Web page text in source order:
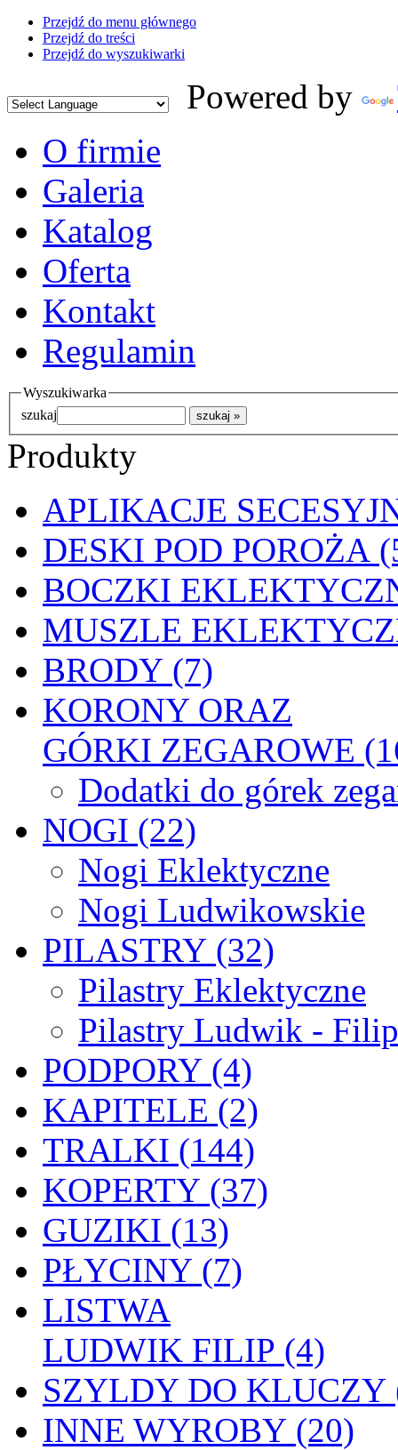
Przejdź do menu głównego
Przejdź do treści
Przejdź do wyszukiwarki
Powered by
O firmie
Galeria
Katalog
Oferta
Kontakt
Regulamin
Wyszukiwarka
szukaj
Produkty
APLIKACJE
DESKI POD POROŻA
BOCZKI
MUSZLE
BRODY (7)
KORONY ORAZ
GÓRKI ZEGAROWE
Dodatki do górek
NOGI (22)
Nogi Eklektyczne
Nogi Ludwikowskie
PILASTRY (32)
Pilastry Eklektyczne
Pilastry Ludwik - Filip
PODPORY (4)
KAPITELE (2)
TRALKI (144)
KOPERTY (37)
GUZIKI (13)
PŁYCINY (7)
LISTWA
LUDWIK FILIP (4)
SZYLDY DO KLUCZY
INNE WYROBY (20)